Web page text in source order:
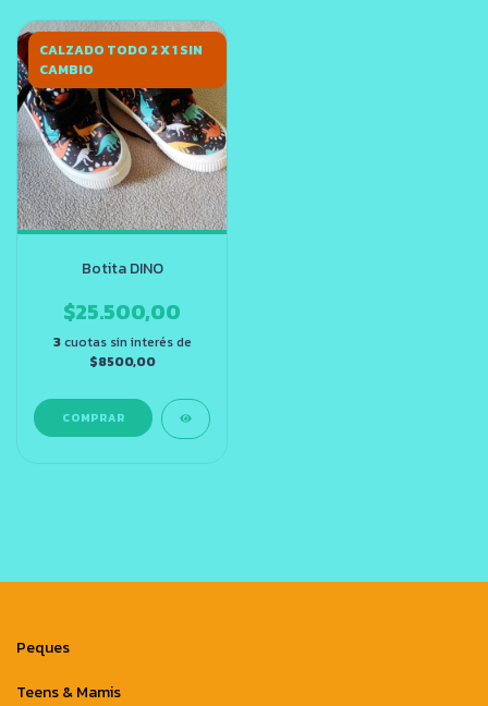
CALZADO TODO 2 X 1 SIN
CAMBIO
Botita DINO
$25.500,00
3cuotas sin interés de
$8500,00
COMPRAR
Peques
Teens & Mamis